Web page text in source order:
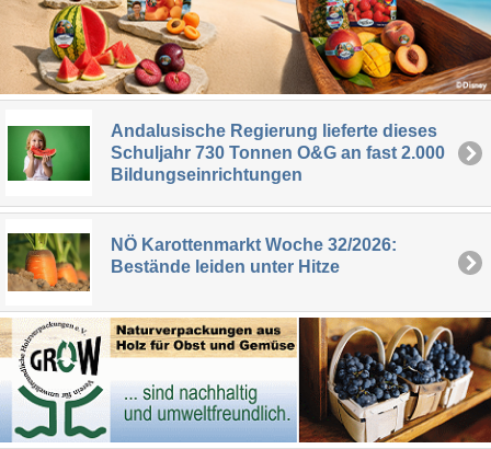
Andalusische Regierung lieferte dieses
Schuljahr 730 Tonnen O&G an fast 2.000
Bildungseinrichtungen
NÖ Karottenmarkt Woche 32/2026:
Bestände leiden unter Hitze